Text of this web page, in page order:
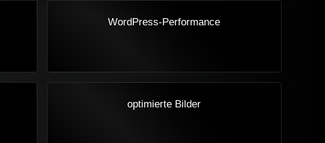
WordPress-Performance
optimierte Bilder